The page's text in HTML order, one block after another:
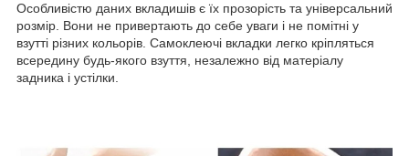
Особливістю даних вкладишів є їх прозорість та універсальний
розмір. Вони не привертають до себе уваги і не помітні у
взутті різних кольорів. Самоклеючі вкладки легко кріпляться
всередину будь-якого взуття, незалежно від матеріалу
задника і устілки.